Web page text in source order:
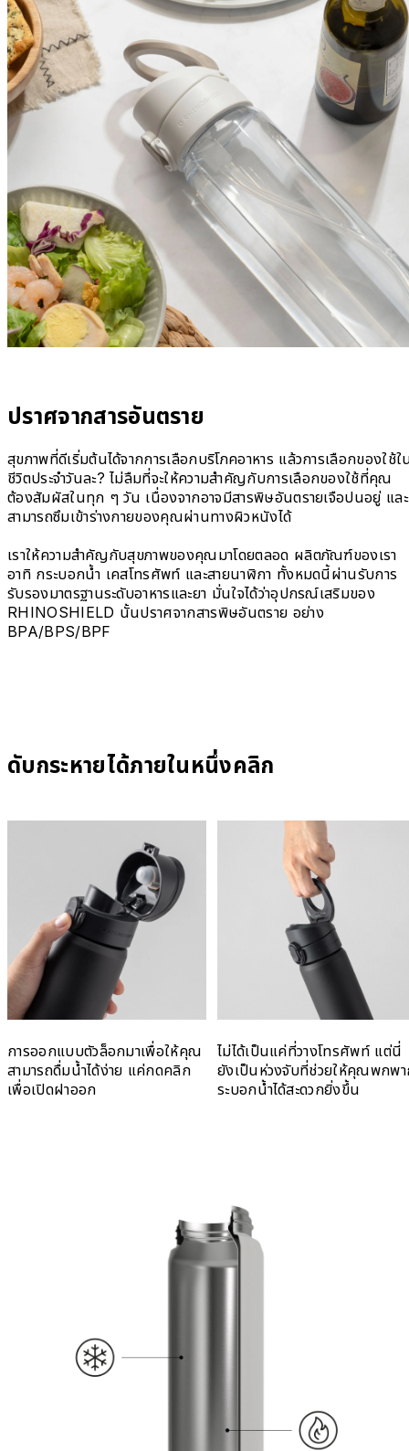
ปราศจากสารอันตราย
สุขภาพที่ดีเริ่มต้นได้จากการเลือกบริโภคอาหาร แล้วการเลือกของใช้ใ
ชีวิตประจำวันละ? ไม่ลืมที่จะให้ความสำคัญกับการเลือกของใช้ที่คุณ
ต้องสัมผัสในทุก ๆ วัน เนื่องจากอาจมีสารพิษอันตรายเจือปนอยู่ และ
สามารถซึมเข้าร่างกายของคุณผ่านทางผิวหนังได้
เราให้ความสำคัญกับสุขภาพของคุณมาโดยตลอด ผลิตภัณฑ์ของเรา
อาทิ กระบอกน้ำ เคสโทรศัพท์ และสายนาฬิกา ทั้งหมดนี้ผ่านรับการ
รับรองมาตรฐานระดับอาหารและยา มั่นใจได้ว่าอุปกรณ์เสริมของ
RHINOSHIELD นั้นปราศจากสารพิษอันตราย อย่าง
BPA/BPS/BPF
ดับกระหายได้ภายในหนึ่งคลิก
การออกแบบตัวล็อกมาเพื่อให้คุณ
สามารถดื่มน้ำได้ง่าย แค่กดคลิก
เพื่อเปิดฝาออก
ไม่ได้เป็นแค่ที่วางโทรศัพท์ แต่นี่
ยังเป็นห่วงจับที่ช่วยให้คุณพกพ
ระบอกน้ำได้สะดวกยิ่งขึ้น